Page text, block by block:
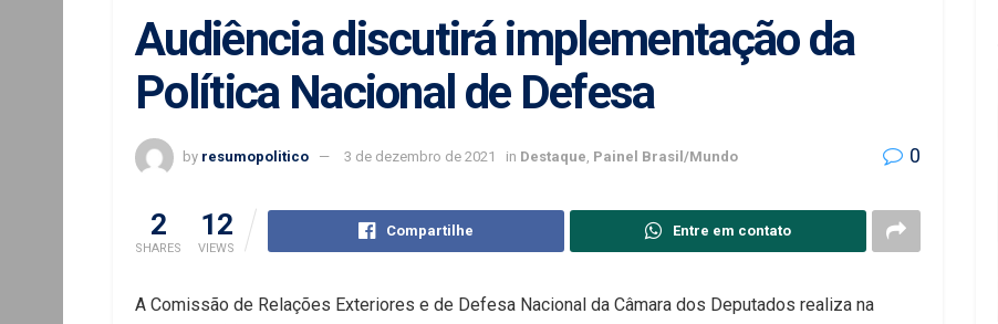
Audiência discutirá implementação da
Política Nacional de Defesa
by resumopolitico 3 de dezembro de 2021 in Destaque Painel Brasil/Mundo 0
2
SHARES
12
VIEWS
Compartilhe Entre em contato
A Comissão de Relações Exteriores e de Defesa Nacional da Câmara dos Deputados realiza na